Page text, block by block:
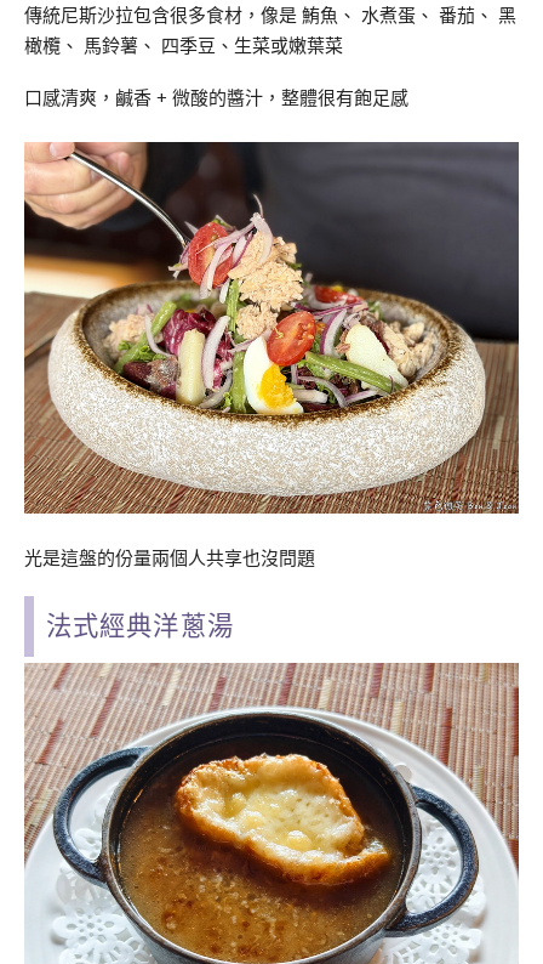
傳統尼斯沙拉包含很多食材，像是 鮪魚、 水煮蛋、 番茄、 黑
橄欖、 馬鈴薯、 四季豆、生菜或嫩葉菜
口感清爽，鹹香 + 微酸的醬汁，整體很有飽足感
光是這盤的份量兩個人共享也沒問題
法式經典洋蔥湯